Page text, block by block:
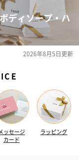
ディソープ・ハ
2026年8月5日更新
ッセージ
カード
ラッピング